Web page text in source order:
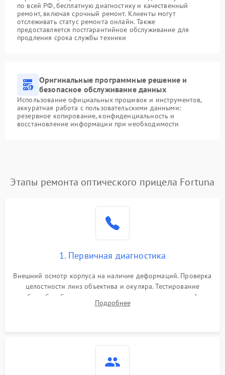
по всей РФ, бесплатную диагностику и качественный
ремонт, включая срочный ремонт. Клиенты могут
отслеживать статус ремонта онлайн. Также
предоставляется постгарантийное обслуживание для
продления срока службы техники
Оригинальные программные решение и
безопасное обслуживание данных
Использование официальных прошивок и инструментов,
аккуратная работа с пользовательскими данными:
резервное копирование, конфиденциальность и
восстановление информации при необходимости
Этапы ремонта оптического прицела Fortuna
1. Первичная диагностика
Внешний осмотр корпуса на наличие деформаций. Проверка
целостности линз объектива и окуляра. Тестирование
работы барабанчиков ввода поправок, кольца отстройки
параллакса и зума. Выявление сколов, внутренних
Подробнее